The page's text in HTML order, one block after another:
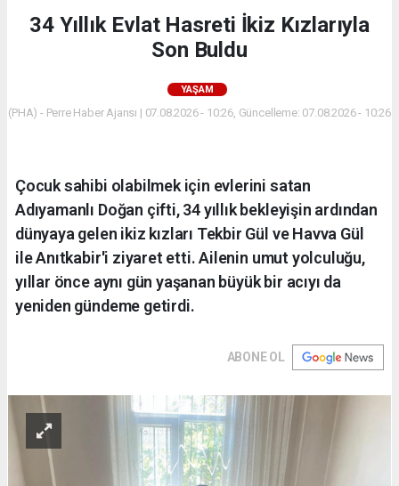
34 Yıllık Evlat Hasreti İkiz Kızlarıyla
Son Buldu
YAŞAM
(PHA) - Perre Haber Ajansı | 07.08.2026 - 10:26, Güncelleme: 07.08.2026 - 10:26
Çocuk sahibi olabilmek için evlerini satan
Adıyamanlı Doğan çifti, 34 yıllık bekleyişin ardından
dünyaya gelen ikiz kızları Tekbir Gül ve Havva Gül
ile Anıtkabir'i ziyaret etti. Ailenin umut yolculuğu,
yıllar önce aynı gün yaşanan büyük bir acıyı da
yeniden gündeme getirdi.
ABONE OL